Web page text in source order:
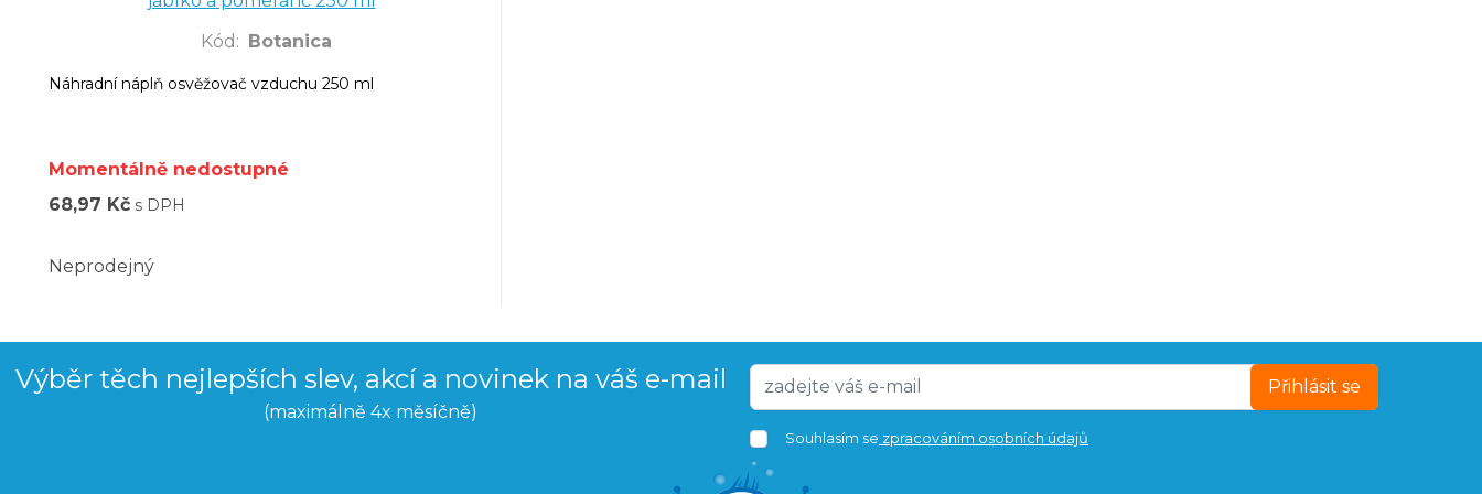
Kód : Botanica
Náhradní náplň osvěžovač vzduchu 250 ml
Momentálně nedostupné
68,97 Kč s DPH
Neprodejný
Výběr těch nejlepších slev, akcí a novinek na váš e-mail
(maximálně 4x měsíčně)
Přihlásit se
Souhlasím se zpracováním osobních údajů